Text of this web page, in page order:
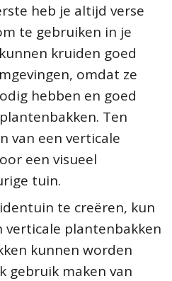
heb je altijd verse
te gebruiken in je
kruiden goed
omdat ze
hebben en goed
Ten
van een verticale
een visueel
tuin.
te creëren, kun
verticale plantenbakken
kunnen worden
gebruik maken van